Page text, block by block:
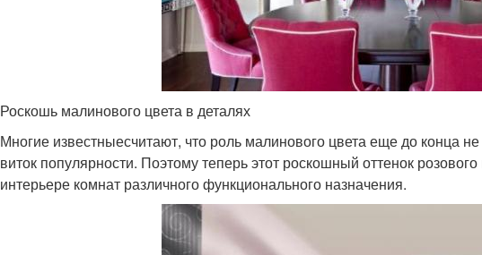
Роскошь малинового цвета в деталях
Многие известныесчитают, что роль малинового цвета еще до конца
виток популярности. Поэтому теперь этот роскошный оттенок
интерьере комнат различного функционального назначения.